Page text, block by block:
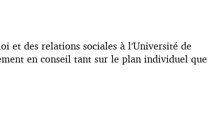
et des relations sociales à l’Université de
en conseil tant sur le plan individuel que